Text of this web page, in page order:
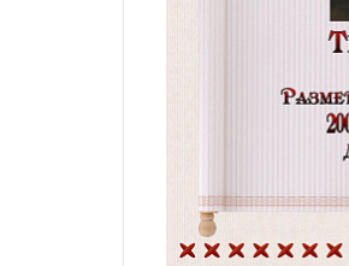
Схемы для начинающих